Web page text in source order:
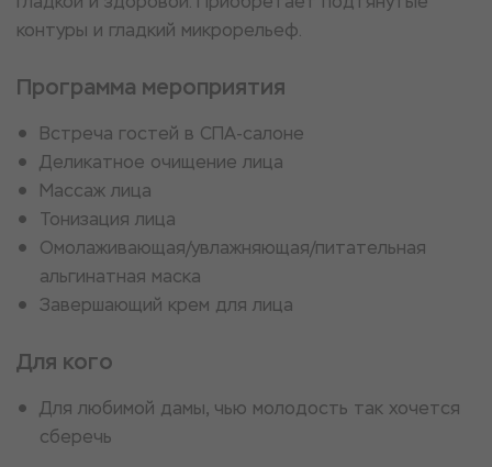
контуры и гладкий микрорельеф.
Программа мероприятия
Встреча гостей в СПА-салоне
Деликатное очищение лица
Массаж лица
Тонизация лица
Омолаживающая/увлажняющая/питательная
альгинатная маска
Завершающий крем для лица
Для кого
Для любимой дамы, чью молодость так хочется
сберечь